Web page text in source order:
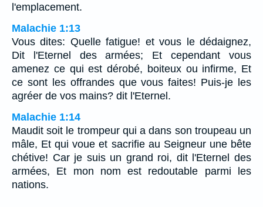
l'emplacement.
Malachie 1:13
Vous dites: Quelle fatigue! et vous le dédaignez,
Dit l'Eternel des armées; Et cependant vous
amenez ce qui est dérobé, boiteux ou infirme, Et
ce sont les offrandes que vous faites! Puis-je les
agréer de vos mains? dit l'Eternel.
Malachie 1:14
Maudit soit le trompeur qui a dans son troupeau un
mâle, Et qui voue et sacrifie au Seigneur une bête
chétive! Car je suis un grand roi, dit l'Eternel des
armées, Et mon nom est redoutable parmi les
nations.